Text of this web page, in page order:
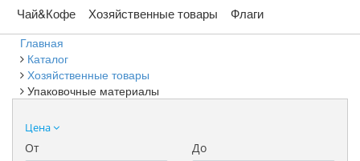
Чай&Кофе Хозяйственные товары Флаги
Главная
Каталог
Хозяйственные товары
Упаковочные материалы
Цена
От До